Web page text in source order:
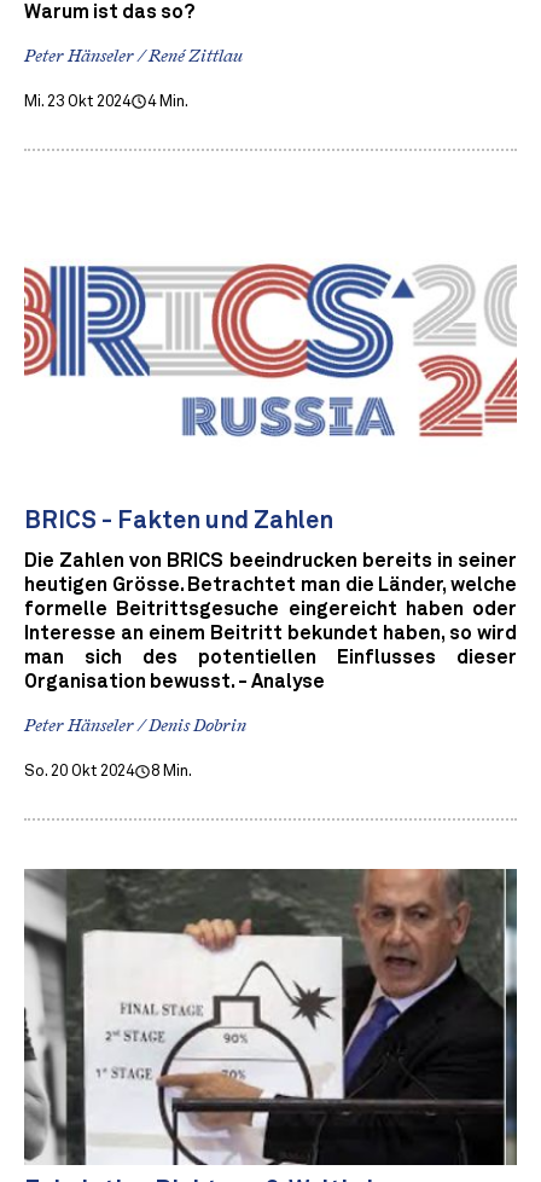
Warum ist das so?
Peter Hänseler / René Zittlau
Mi. 23 Okt 2024 4 Min.
BRICS - Fakten und Zahlen
Die Zahlen von BRICS beeindrucken bereits in seiner
heutigen Grösse. Betrachtet man die Länder, welche
formelle Beitrittsgesuche eingereicht haben oder
Interesse an einem Beitritt bekundet haben, so wird
man sich des potentiellen Einflusses dieser
Organisation bewusst. - Analyse
Peter Hänseler / Denis Dobrin
So. 20 Okt 2024 8 Min.